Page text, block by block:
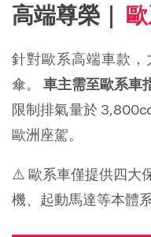
高端尊榮｜
針對歐系高端車款
傘。 車主需至歐系車
限制排氣量於
歐洲座駕。
⚠️ 歐系車僅提供四大
機、起動馬達等本體